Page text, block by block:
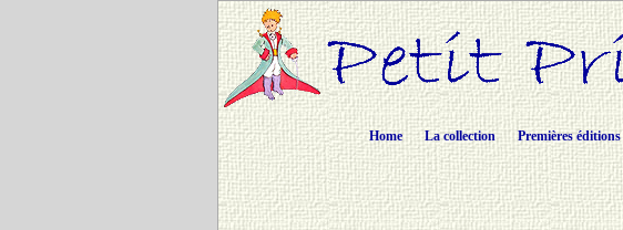
Home La collection Premières éditions